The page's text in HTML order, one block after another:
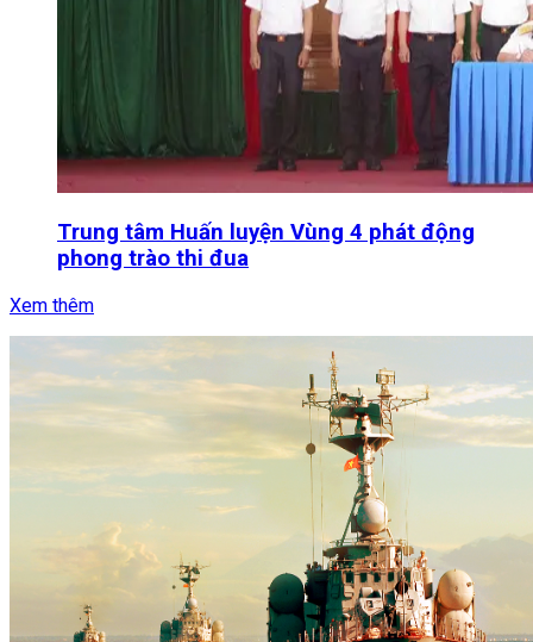
Trung tâm Huấn luyện Vùng 4 phát động
phong trào thi đua
Xem thêm